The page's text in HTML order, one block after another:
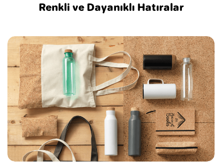
Renkli ve Dayanıklı Hatıralar